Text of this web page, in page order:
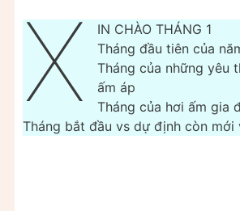
X
IN CHÀO THÁNG 1
Tháng đầu tiên của
Tháng của những yêu
ấm áp
Tháng của hơi ấm gia
Tháng bắt đầu vs dự định còn mới